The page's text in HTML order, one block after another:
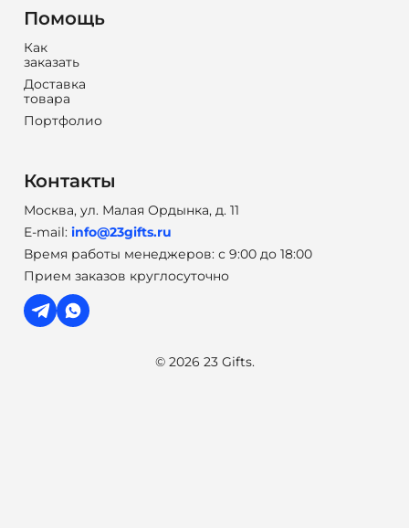
Помощь
Как
заказать
Доставка
товара
Портфолио
Контакты
Москва, ул. Малая Ордынка, д. 11
E-mail: info@23gifts.ru
Время работы менеджеров: с 9:00 до 18:00
Прием заказов круглосуточно
© 2026 23 Gifts.